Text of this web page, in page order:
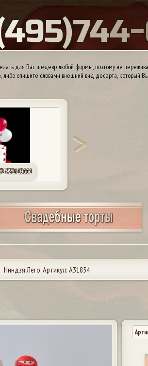
495)744-
для Вас шедевр любой формы, поэтому не
либо опишите словами внешний вид десерта, который
84957440165
Ниндзя Лего. Артикул: А31854